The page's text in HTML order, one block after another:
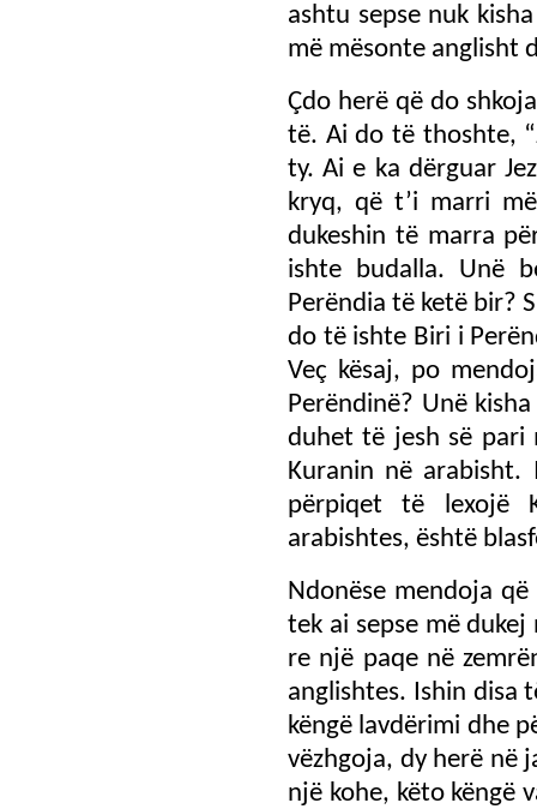
ashtu sepse nuk
më mësonte anglisht
Çdo herë që do
të. Ai do të thoshte,
ty. Ai e ka dërguar
kryq, që t’i marri
dukeshin të marra
ishte budalla. Unë
Perëndia të ketë bir?
do të ishte Biri i
Veç kësaj, po
Perëndinë? Unë
duhet të jesh së pari
Kuranin në arabisht.
përpiqet të lexojë
arabishtes, është
Ndonëse mendoja
tek ai sepse më
re një paqe në
anglishtes. Ishin disa
këngë lavdërimi dhe
vëzhgoja, dy herë në
një kohe, këto këngë